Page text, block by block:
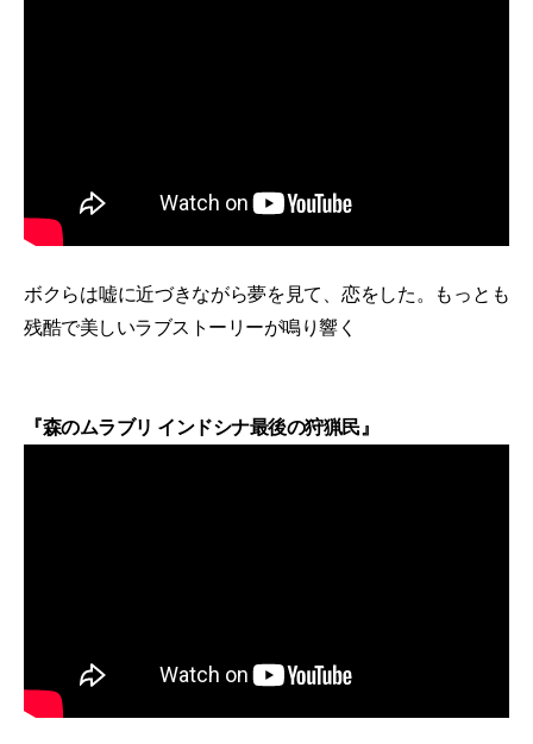
ボクらは嘘に近づきながら夢を見て、恋をした。もっとも
残酷で美しいラブストーリーが鳴り響く
『森のムラブリ インドシナ最後の狩猟民』